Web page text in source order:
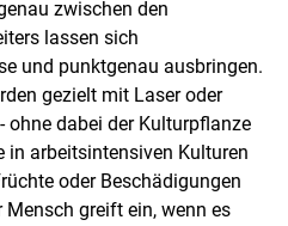
zwischen den
lassen sich
und punktgenau ausbringen.
gezielt mit Laser oder
dabei der Kulturpflanze
in arbeitsintensiven Kulturen
oder Beschädigungen
Mensch greift ein, wenn es